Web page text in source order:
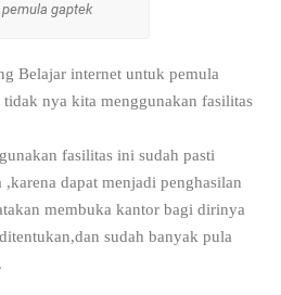
gaptek
Belajar internet untuk pemula
tidak nya kita menggunakan fasilitas
fasilitas ini sudah pasti
dapat menjadi penghasilan
membuka kantor bagi dirinya
sudah banyak pula